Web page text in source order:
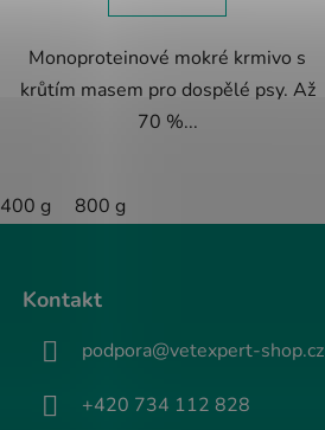
Monoproteinové mokré krmivo s
krůtím masem pro dospělé psy. Až
70 %...
400 g 800 g
Kontakt
podpora@vetexpert-shop.cz
+420 734 112 828